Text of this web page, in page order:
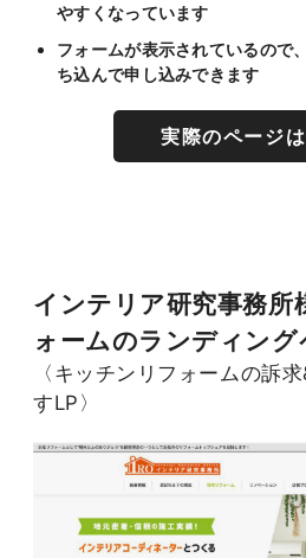
やすくなっています
フォームが表示されているので
ち込んで申し込みできます
実際のページ
インテリア研究事務所
ォームのランディング
〈 キッチンリフォームの訴
すLP 〉